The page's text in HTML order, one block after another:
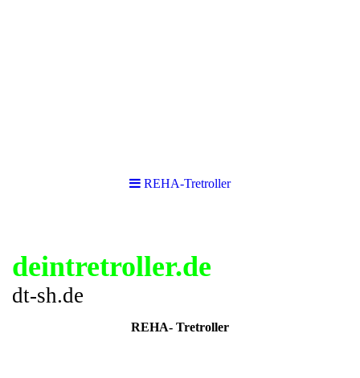
REHA-Tretroller
deintretroller.de
dt-sh.de
REHA- Tretroller